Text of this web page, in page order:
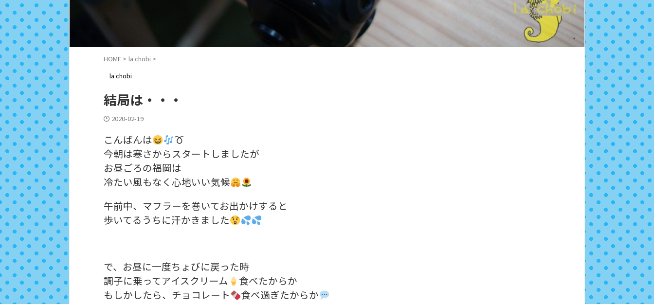
HOME > la chobi >
la chobi
結局は・・・
2020-02-19
こんばんは
今朝は寒さからスタートしましたが
お昼ごろの福岡は
冷たい風もなく心地いい気候
午前中、マフラーを巻いてお出かけすると
歩いてるうちに汗かきました
で、お昼に一度ちょびに戻った時
調子に乗ってアイスクリーム
食べたからか
もしかしたら、チョコレート
食べ過ぎたからか